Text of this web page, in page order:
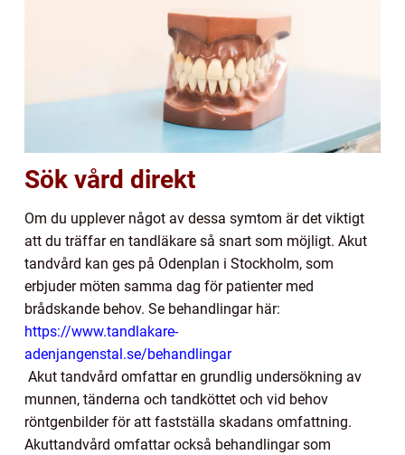
Sök vård direkt
Om du upplever något av dessa symtom är det viktigt
att du träffar en tandläkare så snart som möjligt. Akut
tandvård kan ges på Odenplan i Stockholm, som
erbjuder möten samma dag för patienter med
brådskande behov. Se behandlingar här:
https://www.tandlakare-
adenjangenstal.se/behandlingar
Akut tandvård omfattar en grundlig undersökning av
munnen, tänderna och tandköttet och vid behov
röntgenbilder för att fastställa skadans omfattning.
Akuttandvård omfattar också behandlingar som